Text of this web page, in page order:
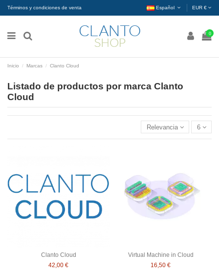
Términos y condiciones de venta Español EUR €
0
Inicio Marcas Clanto Cloud
Listado de productos por marca Clanto
Cloud
Relevancia 6
Clanto Cloud
42,00 €
Virtual Machine in Cloud
16,50 €